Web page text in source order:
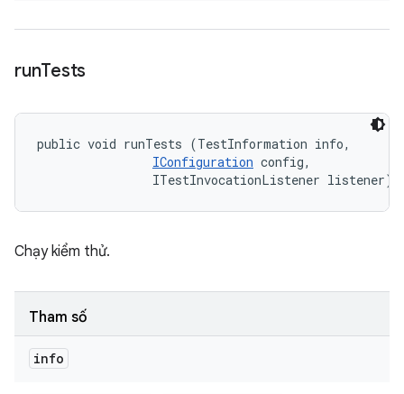
runTests
public void runTests (TestInformation info,
IConfiguration config,
                ITestInvocationListener listener)
Chạy kiểm thử.
Tham số
info